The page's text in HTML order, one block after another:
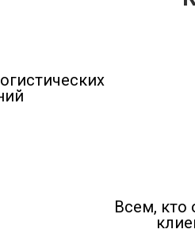
Всем, кто